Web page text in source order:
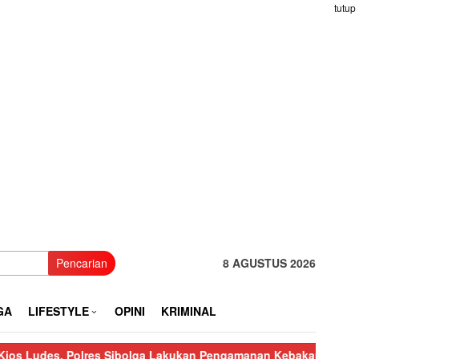
tutup
Pencarian 8 AGUSTUS 2026
LIFESTYLE OPINI KRIMINAL
Sibolga Lakukan Pengamanan Kebakaran Pasar Nauli